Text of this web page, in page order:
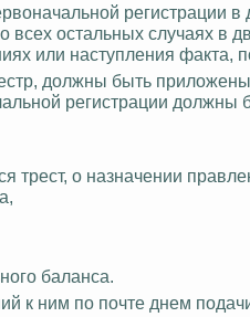
регистрации в
остальных случаях в
или наступления факта,
должны быть
регистрации
трест, о назначении
баланса.
к ним по почте днем